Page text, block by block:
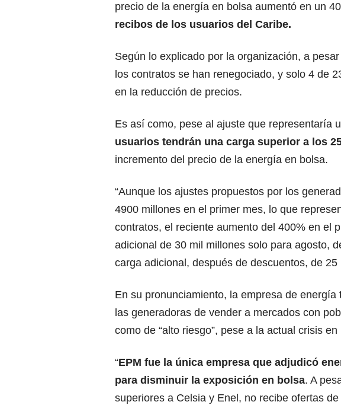
precio de la energía en bolsa aumentó en un
recibos de los usuarios del Caribe.
Según lo explicado por la organización, a
los contratos se han renegociado, y solo 4 de
en la reducción de precios.
Es así como, pese al ajuste que representaría
usuarios tendrán una carga superior a los
incremento del precio de la energía en bolsa.
“Aunque los ajustes propuestos por los
4900 millones en el primer mes, lo que
contratos, el reciente aumento del 400% en el
adicional de 30 mil millones solo para agosto,
carga adicional, después de descuentos, de 25
En su pronunciamiento, la empresa de
las generadoras de vender a mercados con
como de “alto riesgo”, pese a la actual crisis en
“EPM fue la única empresa que adjudicó
para disminuir la exposición en bolsa. A
superiores a Celsia y Enel, no recibe ofertas